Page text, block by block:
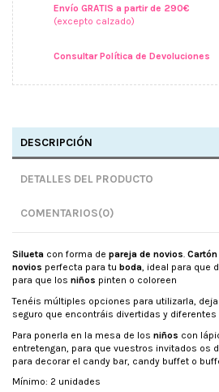
Envío GRATIS a partir de 290€
(excepto calzado)
Consultar Política de Devoluciones
DESCRIPCIÓN
DETALLES DEL PRODUCTO
COMENTARIOS(0)
Silueta con forma de pareja de novios. Cartón
novios perfecta para tu boda, ideal para que
para que los niños pinten o coloreen
Tenéis múltiples opciones para utilizarla,
seguro que encontráis divertidas y
Para ponerla en la mesa de los niños con
entretengan, para que vuestros invitados os
para decorar el candy bar, candy buffet o
Mínimo: 2 unidades